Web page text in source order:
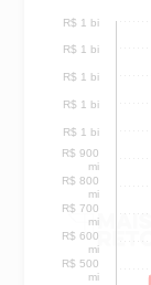
R$ 500
mi
R$ 600
mi
R$ 700
mi
R$ 800
mi
R$ 900
mi
R$ 1 bi
R$ 1 bi
R$ 1 bi
R$ 1 bi
R$ 1 bi